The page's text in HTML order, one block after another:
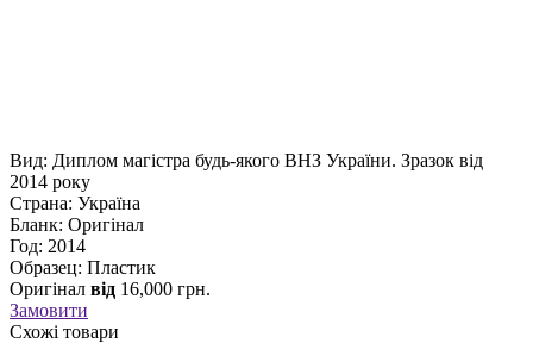
Вид: Диплом магістра будь-якого ВНЗ України. Зразок від
2014 року
Страна: Україна
Бланк: Оригінал
Год: 2014
Образец: Пластик
Оригінал від 16,000 грн.
Замовити
Схожі товари